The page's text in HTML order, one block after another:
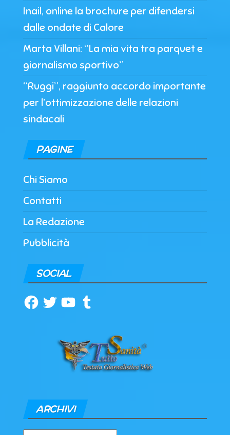
Inail, online la brochure per difendersi
dalle ondate di Calore
Marta Villani: “La mia vita tra parquet e
giornalismo sportivo”
“Ruggi”, raggiunto accordo importante
per l’ottimizzazione delle relazioni
sindacali
PAGINE
Chi Siamo
Contatti
La Redazione
Pubblicità
SOCIAL
Facebook
TwitterYouTubeTumblr
ARCHIVI